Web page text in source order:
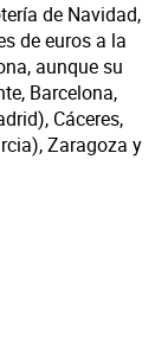
de Navidad,
de euros a la
aunque su
Barcelona,
Cáceres,
Zaragoza y